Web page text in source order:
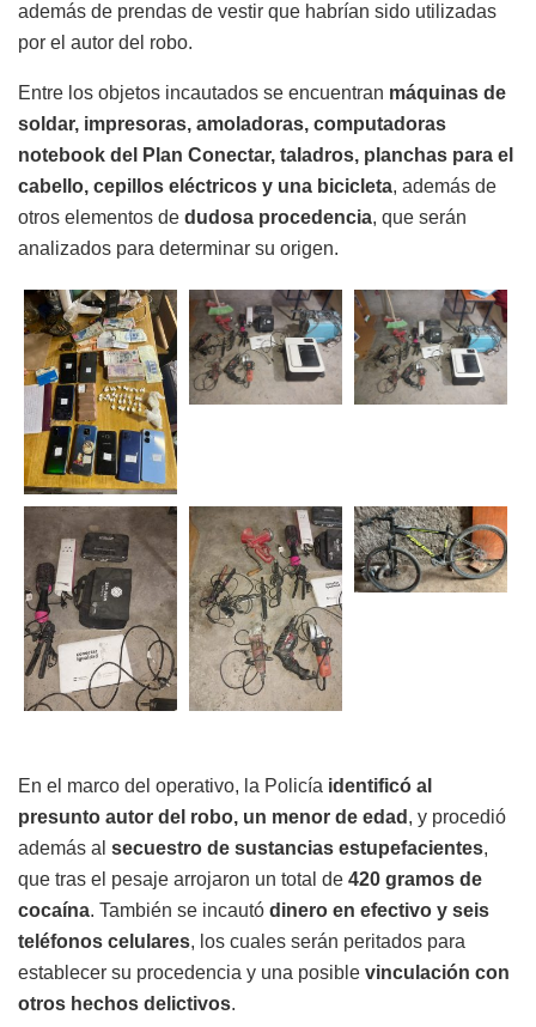
además de prendas de vestir que habrían sido utilizadas
por el autor del robo.
Entre los objetos incautados se encuentran máquinas de
soldar, impresoras, amoladoras, computadoras
notebook del Plan Conectar, taladros, planchas para el
cabello, cepillos eléctricos y una bicicleta, además de
otros elementos de dudosa procedencia, que serán
analizados para determinar su origen.
En el marco del operativo, la Policía identificó al
presunto autor del robo, un menor de edad , y procedió
además al secuestro de sustancias estupefacientes,
que tras el pesaje arrojaron un total de 420 gramos de
cocaína. También se incautó dinero en efectivo y seis
teléfonos celulares, los cuales serán peritados para
establecer su procedencia y una posible vinculación con
otros hechos delictivos.